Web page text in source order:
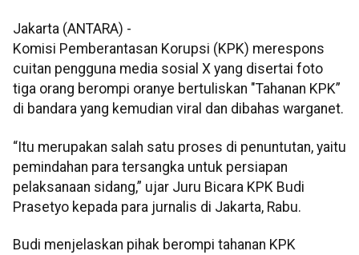
Jakarta (ANTARA) -
Komisi Pemberantasan Korupsi (KPK) merespons
cuitan pengguna media sosial X yang disertai foto
tiga orang berompi oranye bertuliskan "Tahanan KPK”
di bandara yang kemudian viral dan dibahas warganet.
“Itu merupakan salah satu proses di penuntutan, yaitu
pemindahan para tersangka untuk persiapan
pelaksanaan sidang,” ujar Juru Bicara KPK Budi
Prasetyo kepada para jurnalis di Jakarta, Rabu.
Budi menjelaskan pihak berompi tahanan KPK